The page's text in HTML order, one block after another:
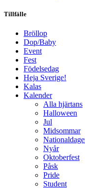
Tillfälle
Bröllop
Dop/Baby
Event
Fest
Födelsedag
Heja Sverige!
Kalas
Kalender
Alla hjärtans
Halloween
Jul
Midsommar
Nyår
Oktoberfest
Påsk
Pride
Student